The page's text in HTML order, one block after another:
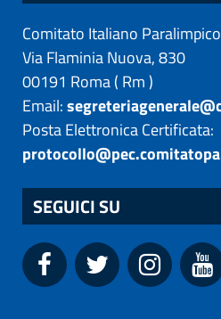
Comitato Italiano Paralimpico
Via Flaminia Nuova, 830
00191 Roma( Rm)
Email:
Posta Elettronica Certificata:
SEGUICI SU